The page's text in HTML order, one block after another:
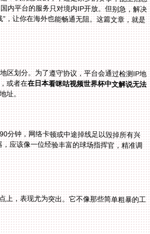
区划分。为了遵守协议，平台会通过检测IP地
或者在在日本看咪咕视频世界杯中文解说无法
址。
分钟，网络卡顿或中途掉线足以毁掉所有兴
应该像一位经验丰富的球场指挥官，精准调
上，表现尤为突出。它不像那些简单粗暴的工